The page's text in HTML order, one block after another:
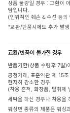
상품 불량일 경우 : 교환이
담입니다.
(인위적인 훼손 & 수선 등
*교환/반품시에도 추가 발
교환/반품이 불가한 경우
반품기한(상품 수령후 7일)
공정거래, 표준약관 제 15
현저히 감소한 경우
(착용 흔적, 화장품, 탈취제
세탁을 하신 경우나 착용을
워싱면 종류의 제품은 워싱